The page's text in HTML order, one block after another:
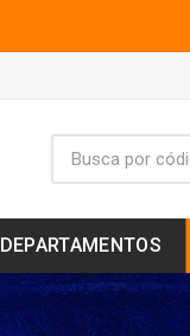
DEPARTAMENTOS